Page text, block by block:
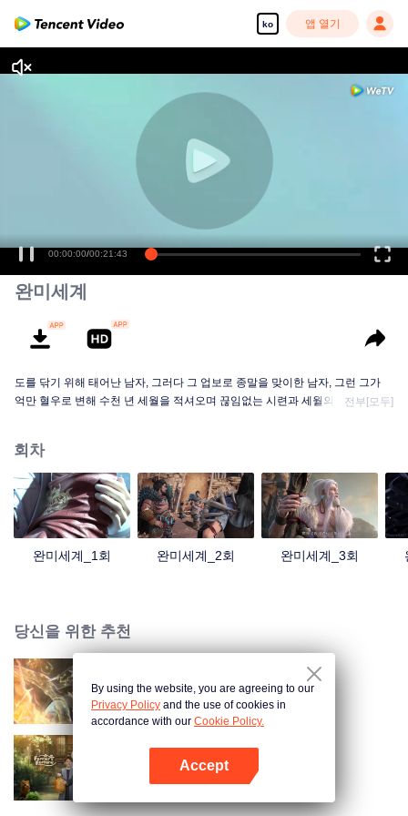
ko 앱 열기
00:00:00/00:21:43
완미세계
도를 닦기 위해 태어난 남자, 그러다 그 업보로 종말을 맞이한 남자, 그런 그가
억만 혈우로 변해 수천 년 세월을 적셔오며 끊임없는 시련과 세월의 세례를 받
전부[모두]
회차
완미세계_1회 완미세계_2회 완미세계_3회
당신을 위한 추천
장생계
농가의 행운 아내
By using the website, you are agreeing to our
Privacy Policy and the use of cookies in
accordance with our Cookie Policy.
Accept